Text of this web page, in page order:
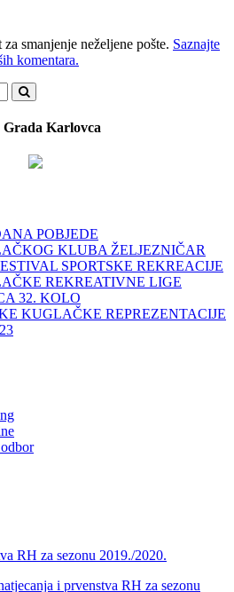
smanjenje neželjene pošte. Saznajte
komentara.
Karlovca
POBJEDE
KLUBA ŽELJEZNIČAR
SPORTSKE REKREACIJE
REKREATIVNE LIGE
32. KOLO
KUGLAČKE REPREZENTACIJE
RH za sezonu 2019./2020.
i prvenstva RH za sezonu